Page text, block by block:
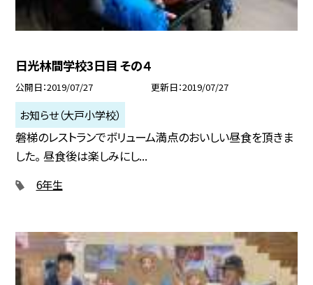
日光林間学校3日目 その４
公開日 2019/07/27 更新日 2019/07/27
お知らせ（大戸小学校）
磐梯のレストランでボリューム満点のおいしい昼食を頂きま
した。 昼食後は楽しみにし...
6年生